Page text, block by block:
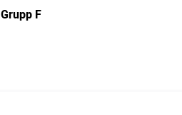
F